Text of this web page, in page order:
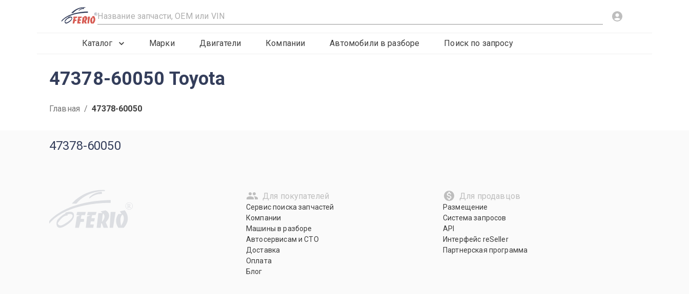
R
Каталог Марки Двигатели Компании Автомобили в разборе Поиск по запросу
47378-60050 Toyota
Главная / 47378-60050
47378-60050
R
Для покупателей
Сервис поиска запчастей
Компании
Машины в разборе
Автосервисам и СТО
Доставка
Оплата
Блог
Для продавцов
Размещение
Система запросов
API
Интерфейс reSeller
Партнерская программа